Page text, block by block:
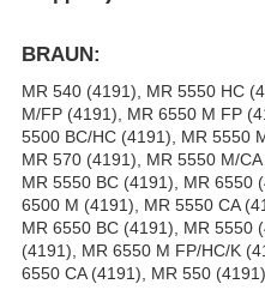
BRAUN:
MR 540 (4191), MR 5550 HC
M/FP (4191), MR 6550 M FP
5500 BC/HC (4191), MR 5550
MR 570 (4191), MR 5550 M/
MR 5550 BC (4191), MR 6550
6500 M (4191), MR 5550 CA
MR 6550 BC (4191), MR 5550
(4191), MR 6550 M FP/HC/K
6550 CA (4191), MR 550